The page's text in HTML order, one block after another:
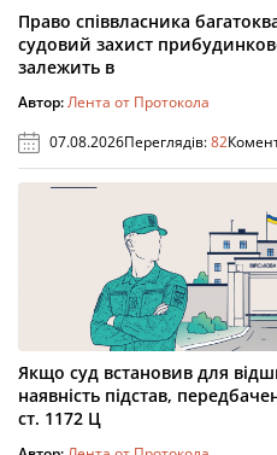
Право співвласника
судовий захист
залежить в
Автор:Лента от Протокола
07.08.2026Переглядів:82
Якщо суд встановив для
наявність підстав,
ст. 1172 Ц